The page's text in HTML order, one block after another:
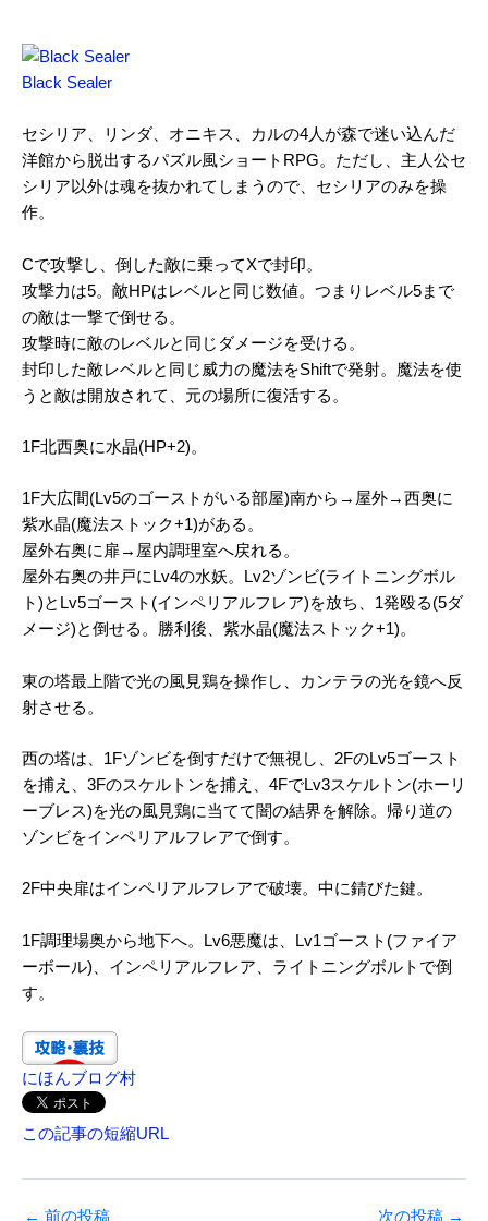
Black Sealer
セシリア、リンダ、オニキス、カルの4人が森で迷い込んだ
洋館から脱出するパズル風ショートRPG。ただし、主人公セ
シリア以外は魂を抜かれてしまうので、セシリアのみを操
作。
Cで攻撃し、倒した敵に乗ってXで封印。
攻撃力は5。敵HPはレベルと同じ数値。つまりレベル5まで
の敵は一撃で倒せる。
攻撃時に敵のレベルと同じダメージを受ける。
封印した敵レベルと同じ威力の魔法をShiftで発射。魔法を使
うと敵は開放されて、元の場所に復活する。
1F北西奥に水晶(HP+2)。
1F大広間(Lv5のゴーストがいる部屋)南から→屋外→西奥に
紫水晶(魔法ストック+1)がある。
屋外右奥に扉→屋内調理室へ戻れる。
屋外右奥の井戸にLv4の水妖。Lv2ゾンビ(ライトニングボル
ト)とLv5ゴースト(インペリアルフレア)を放ち、1発殴る(5ダ
メージ)と倒せる。勝利後、紫水晶(魔法ストック+1)。
東の塔最上階で光の風見鶏を操作し、カンテラの光を鏡へ反
射させる。
西の塔は、1Fゾンビを倒すだけで無視し、2FのLv5ゴースト
を捕え、3Fのスケルトンを捕え、4FでLv3スケルトン(ホーリ
ーブレス)を光の風見鶏に当てて闇の結界を解除。帰り道の
ゾンビをインペリアルフレアで倒す。
2F中央扉はインペリアルフレアで破壊。中に錆びた鍵。
1F調理場奥から地下へ。Lv6悪魔は、Lv1ゴースト(ファイア
ーボール)、インペリアルフレア、ライトニングボルトで倒
す。
にほんブログ村
この記事の短縮URL
← 前の投稿 次の投稿 →